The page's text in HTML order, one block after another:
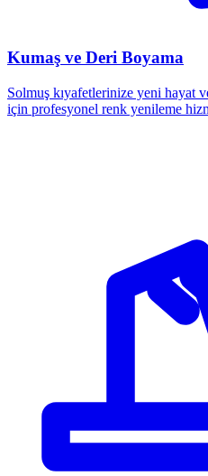
Kumaş ve Deri Boyama
Solmuş kıyafetlerinize yeni hayat
için profesyonel renk yenileme